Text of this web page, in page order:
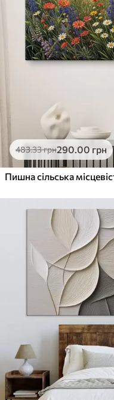
483.33грн290.00 грн